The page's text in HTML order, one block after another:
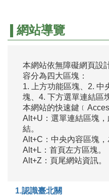
網站導覽
本網站依無障礙網頁設
容分為四大區塊：
1. 上方功能區塊、2. 中
塊、4. 下方選單連結區
本網站的快速鍵
Alt+U：選單連結區塊
結。
Alt+C：中央內容區塊，
Alt+L：首頁左方區塊。
Alt+Z：頁尾網站資訊。
1.認識臺北關